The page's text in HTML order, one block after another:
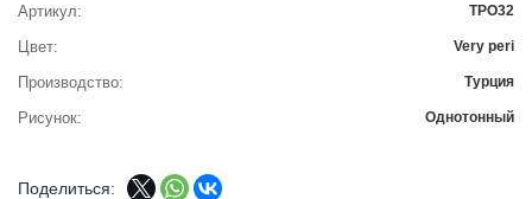
Артикул ТРО32
Цвет Very peri
Производство Турция
Рисунок Однотонный
Поделиться: